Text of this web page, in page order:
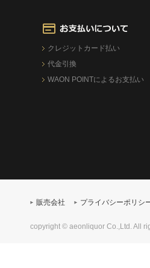
クレジットカード払い
代金引換
WAON POINTによるお支払い
販売会社 プライバシーポリシ
copyright © aeonliquor Co.,Ltd. All